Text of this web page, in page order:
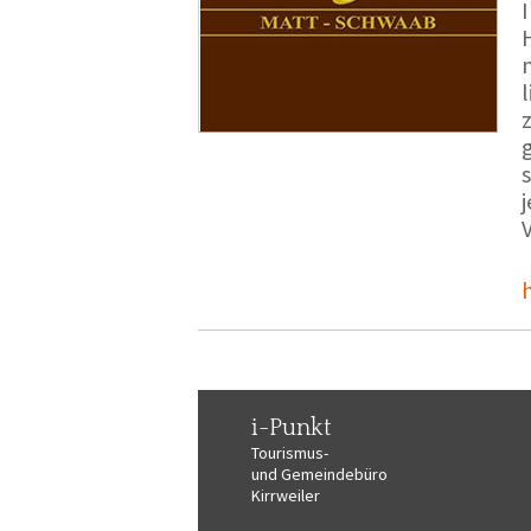
i-Punkt
Tourismus-
und Gemeindebüro
Kirrweiler